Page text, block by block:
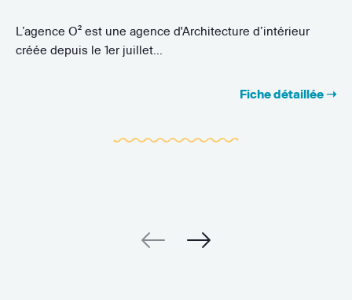
L’agence O² est une agence d'Architecture d’intérieur
créée depuis le 1er juillet...
Fiche détaillée ➝